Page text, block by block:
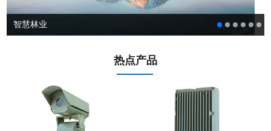
智慧林业
热点产品